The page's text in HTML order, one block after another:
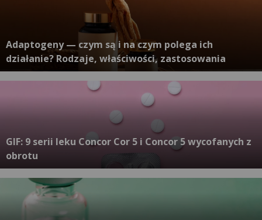
Adaptogeny — czym są i na czym polega ich
działanie? Rodzaje, właściwości, zastosowania
GIF: 9 serii leku Concor Cor 5 i Concor 5 wycofanych z
obrotu